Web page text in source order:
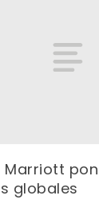
Marriott
globales